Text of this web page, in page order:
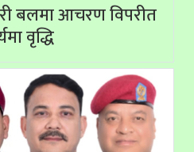
बलमा आचरण विपरीत
वृद्धि